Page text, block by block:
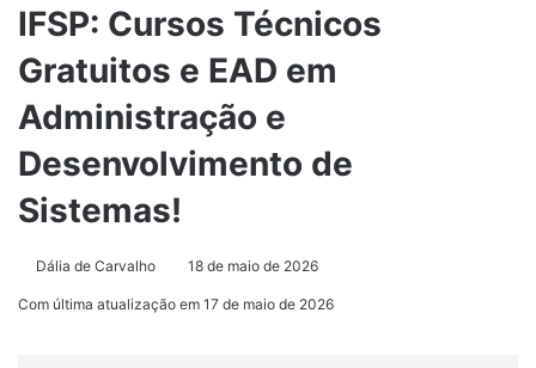
IFSP: Cursos Técnicos
Gratuitos e EAD em
Administração e
Desenvolvimento de
Sistemas!
Dália de Carvalho 18 de maio de 2026
Com última atualização em 17 de maio de 2026